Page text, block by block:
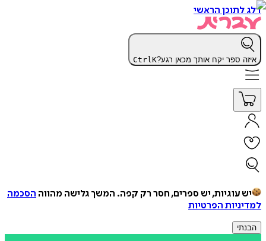
דלג לתוכן הראשי
איזה ספר יקח אותך מכאן רגע? CtrlK
יש עוגיות, יש ספרים, חסר רק קפה. המשך גלישה מהווה הסכמה
למדיניות הפרטיות
הבנתי